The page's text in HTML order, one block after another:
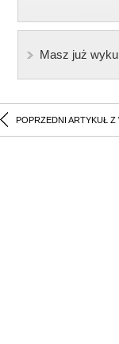
Masz już
POPRZEDNI ARTYKUŁ Z